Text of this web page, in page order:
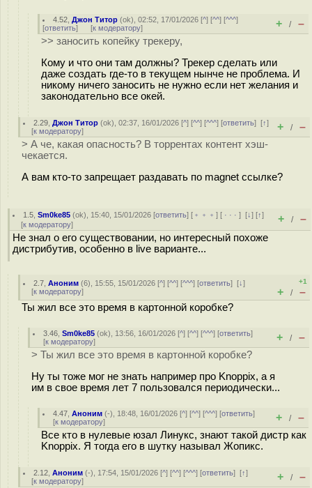
4.52 ,Джон Титор (ok), 02:52, 17/01/2026 [^] [^^] [^^^]
[ответить] [к модератору] + / –
>> заносить копейку трекеру,
Кому и что они там должны? Трекер сделать или
даже создать где-то в текущем нынче не проблема. И
никому ничего заносить не нужно если нет желания и
законодательно все окей.
2.29 ,Джон Титор (ok), 02:37, 16/01/2026 [^] [^^] [^^^] [ответить][↑]
[к модератору] + / –
> А че, какая опасность? В торрентах контент хэш-
чекается.
А вам кто-то запрещает раздавать по magnet ссылке?
1.5 ,Sm0ke85 (ok), 15:40, 15/01/2026 [ответить] [ ﹢﹢﹢] [ · · ·][↓] [↑]
[к модератору] + / –
Не знал о его существовании, но интересный похоже
дистрибутив, особенно в live варианте...
2.7 ,Аноним (6), 15:55, 15/01/2026 [^] [^^] [^^^] [ответить][↓]
[к модератору]
+1
+ / –
Ты жил все это время в картонной коробке?
3.46 ,Sm0ke85 (ok), 13:56, 16/01/2026 [^] [^^] [^^^] [ответить]
[к модератору] + / –
> Ты жил все это время в картонной коробке?
Ну ты тоже мог не знать например про Knoppix, а я
им в свое время лет 7 пользовался периодически...
4.47 ,Аноним (-), 18:48, 16/01/2026 [^] [^^] [^^^] [ответить]
[к модератору] + / –
Все кто в нулевые юзал Линукс, знают такой дистр как
Knoppix. Я тогда его в шутку называл Жопикс.
2.12 ,Аноним (-), 17:54, 15/01/2026 [^] [^^] [^^^] [ответить][↑]
[к модератору] + / –